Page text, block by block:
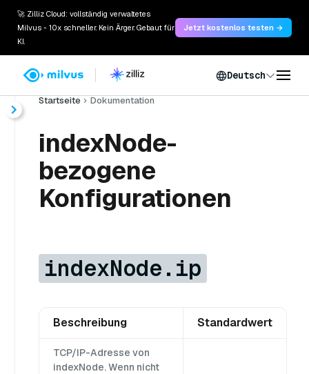
🚀 Zilliz Cloud: vollständig verwaltetes
Milvus - 10x schneller. Kein Ärger. Gebaut für
KI.
Jetzt kostenlos testen →
Deutsch
Startseite Dokumentation
indexNode-
bezogene
Konfigurationen
indexNode.ip
Beschreibung Standardwert
TCP/IP-Adresse von
indexNode. Wenn nicht